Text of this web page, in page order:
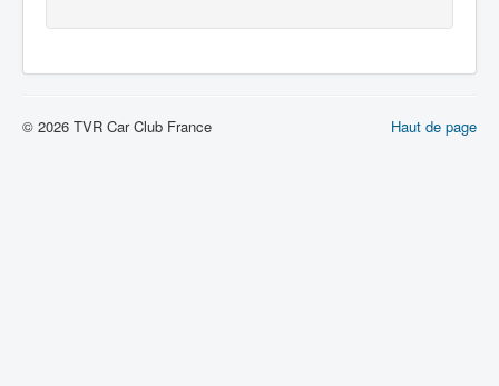
Haut de page
© 2026 TVR Car Club France